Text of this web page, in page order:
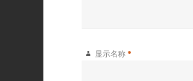
显示名称 *